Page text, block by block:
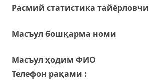
Расмий статистика тайёрловчи
Масъул бошқарма номи
Масъул ҳодим ФИО
Телефон рақами :